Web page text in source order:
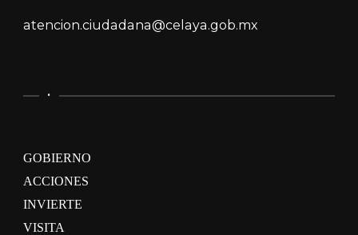
atencion.ciudadana@celaya.gob.mx
.
GOBIERNO
ACCIONES
INVIERTE
VISITA